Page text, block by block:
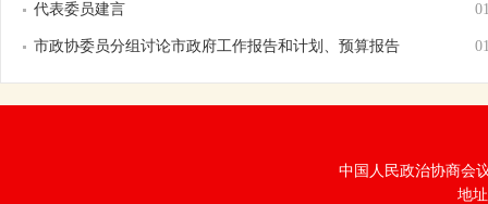
代表委员建言
市政协委员分组讨论市政府工作报告和计划、预算报告
中国人民政治协商会
地